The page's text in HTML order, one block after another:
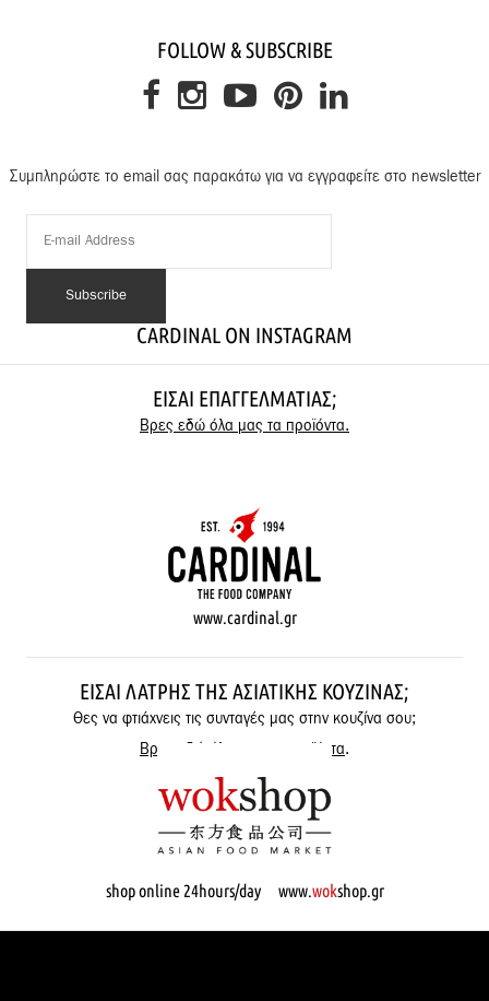
FOLLOW & SUBSCRIBE
Συμπληρώστε το email σας παρακάτω για να εγγραφείτε στο newsletter
CARDINAL ON INSTAGRAM
ΕΊΣΑΙ ΕΠΑΓΓΕΛΜΑΤΊΑΣ;
Βρες εδώ όλα μας τα προϊόντα.
www.cardinal.gr
ΕΊΣΑΙ ΛΆΤΡΗΣ ΤΗΣ ΑΣΙΑΤΙΚΉΣ ΚΟΥΖΊΝΑΣ;
Θες να φτιάχνεις τις συνταγές μας στην κουζίνα σου;
Βρες εδώ όλα μας τα προϊόντα.
shop online 24hours/day www.wokshop.gr